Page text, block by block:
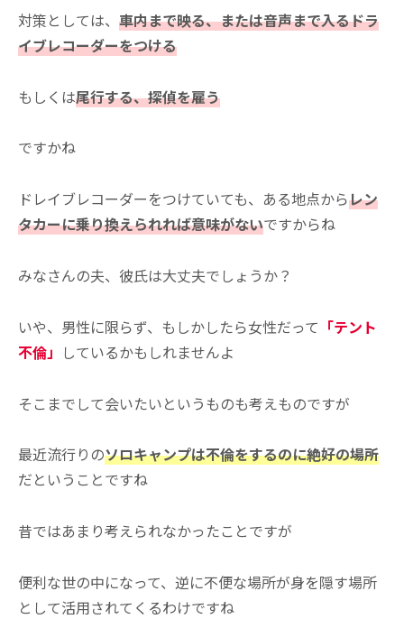
対策としては、 車内まで映る、または音声まで入るドラ
イブレコーダーをつける
もしくは尾行する、探偵を雇う
ですかね
ドレイブレコーダーをつけていても、ある地点からレン
タカーに乗り換えられれば意味がないですからね
みなさんの夫、彼氏は大丈夫でしょうか？
いや、男性に限らず、もしかしたら女性だって 「テント
不倫」 しているかもしれませんよ
そこまでして会いたいというものも考えものですが
最近流行りのソロキャンプは不倫をするのに絶好の場所
だということですね
昔ではあまり考えられなかったことですが
便利な世の中になって、逆に不便な場所が身を隠す場所
として活用されてくるわけですね